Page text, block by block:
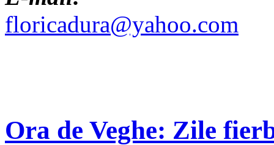
floricadura@yahoo.com
Ora de Veghe: Zile